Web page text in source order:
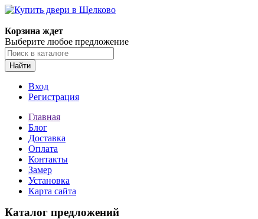
Корзина ждет
Выберите любое предложение
Найти
Вход
Регистрация
Главная
Блог
Доставка
Оплата
Контакты
Замер
Установка
Карта сайта
Каталог предложений